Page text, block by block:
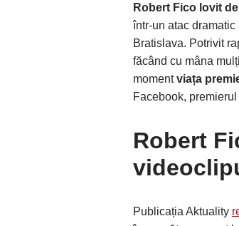
Robert Fico lovit
într-un atac
Bratislava. Potrivit
făcând cu mâna
momentviața
Facebook, premierul
Robert
Publicația Aktuality